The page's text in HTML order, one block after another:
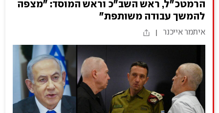
הרמטכ"ל, ראש השב"כ וראש המוסד: "מצפה
להמשך עבודה משותפת"
איתמר אייכנר